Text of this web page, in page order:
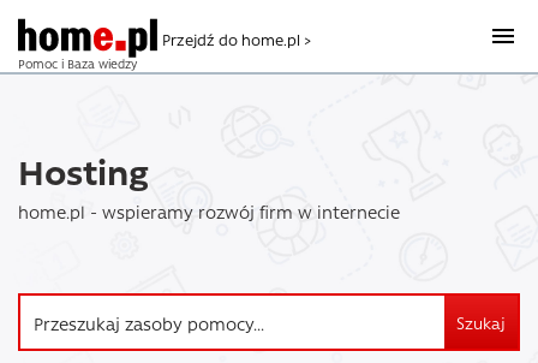
Pomoc i Baza wiedzy
Przejdź do home.pl >
Hosting
home.pl - wspieramy rozwój firm w internecie
Szukaj